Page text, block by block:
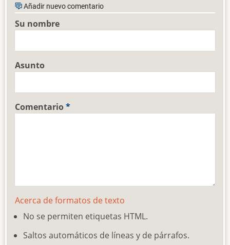
Añadir nuevo comentario
Su nombre
Asunto
Comentario
Acerca de formatos de texto
No se permiten etiquetas HTML.
Saltos automáticos de líneas y de párrafos.